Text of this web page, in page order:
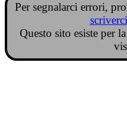
Per segnalarci errori,
Questo sito esiste per